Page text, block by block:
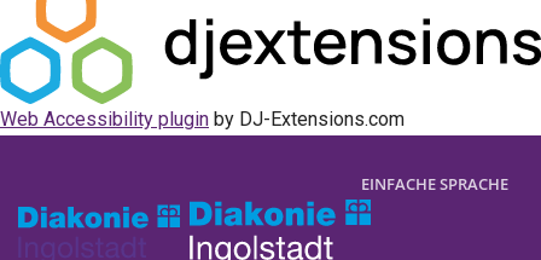
Web Accessibility plugin by DJ-Extensions.com
EINFACHE SPRACHE